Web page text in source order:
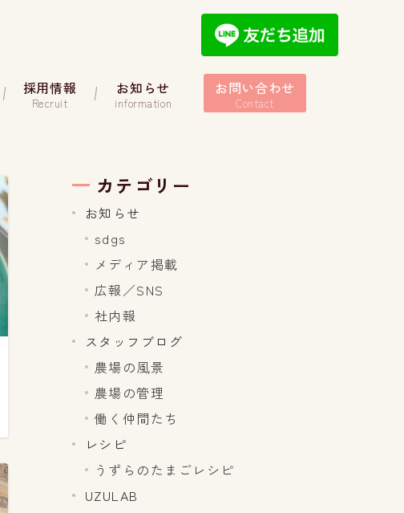
採用情報
Recruit
お知らせ
information
お問い合わせ
Contact
カテゴリー
お知らせ
sdgs
メディア掲載
広報／SNS
社内報
スタッフブログ
農場の風景
農場の管理
働く仲間たち
レシピ
うずらのたまごレシピ
UZULAB